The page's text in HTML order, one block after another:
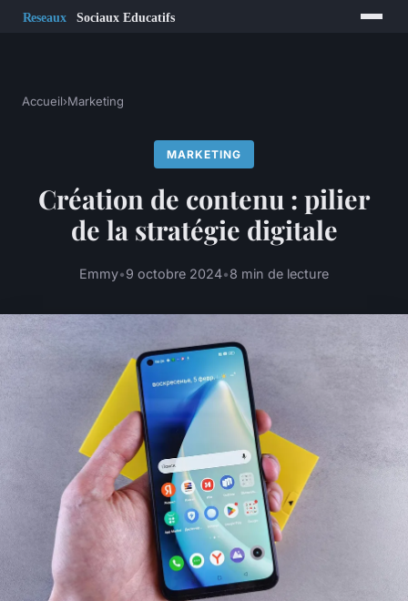
Accueil›Marketing
MARKETING
Création de contenu : pilier
de la stratégie digitale
Emmy•9 octobre 2024•8 min de lecture